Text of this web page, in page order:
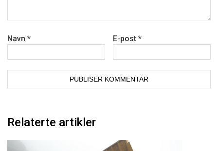
Navn * E-post*
Relaterte artikler